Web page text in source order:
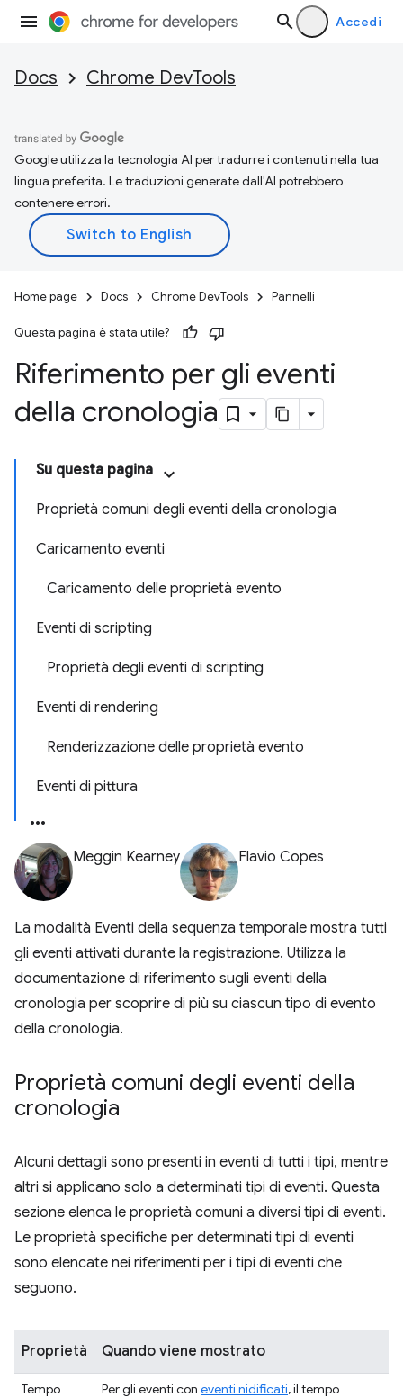
Accedi
Docs Chrome DevTools
Google utilizza la tecnologia AI per tradurre i contenuti nella tua
lingua preferita. Le traduzioni generate dall'AI potrebbero
contenere errori.
Home page Docs Chrome DevTools Pannelli
Questa pagina è stata utile?
Riferimento per gli eventi
della cronologia
Su questa pagina
Proprietà comuni degli eventi della cronologia
Caricamento eventi
Caricamento delle proprietà evento
Eventi di scripting
Proprietà degli eventi di scripting
Eventi di rendering
Renderizzazione delle proprietà evento
Eventi di pittura
Meggin Kearney Flavio Copes
La modalità Eventi della sequenza temporale mostra tutti
gli eventi attivati durante la registrazione. Utilizza la
documentazione di riferimento sugli eventi della
cronologia per scoprire di più su ciascun tipo di evento
della cronologia.
Proprietà comuni degli eventi della
cronologia
Alcuni dettagli sono presenti in eventi di tutti i tipi, mentre
altri si applicano solo a determinati tipi di eventi. Questa
sezione elenca le proprietà comuni a diversi tipi di eventi.
Le proprietà specifiche per determinati tipi di eventi
sono elencate nei riferimenti per i tipi di eventi che
seguono.
Proprietà Quando viene mostrato
Tempo
Per gli eventi con eventi nidificati, il tempo